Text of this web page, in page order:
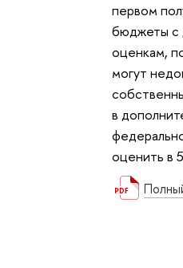
первом
бюджеты с
оценкам,
могут
в
оценить в